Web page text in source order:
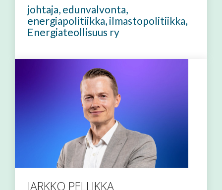
johtaja, edunvalvonta,
energiapolitiikka, ilmastopolitiikka,
Energiateollisuus ry
JARKKO PELLIKKA